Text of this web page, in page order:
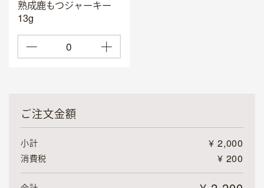
熟成鹿もつジャーキー
13g
0
ご注文金額
小計 ¥ 2,000
消費税 ¥ 200